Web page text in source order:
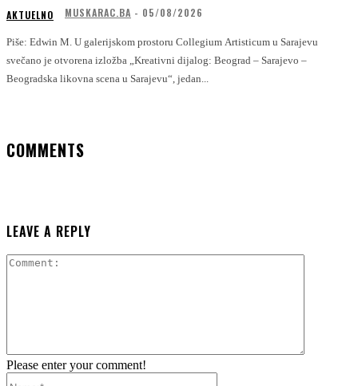
AKTUELNO MUSKARAC.BA - 05/08/2026
Piše: Edwin M. U galerijskom prostoru Collegium Artisticum u Sarajevu
svečano je otvorena izložba „Kreativni dijalog: Beograd – Sarajevo –
Beogradska likovna scena u Sarajevu“, jedan...
COMMENTS
LEAVE A REPLY
Please enter your comment!